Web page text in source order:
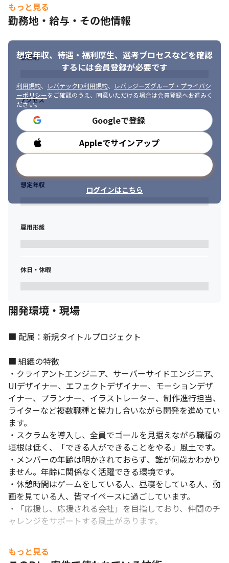
グリモアのビジョンである「中二病を救う」、すなわち夢見る才
能をお持ちの方々に居場所となるような
is...】としてまとめております。
◆コト Delivery-コトに向かおう
本質的な価値を提供すること・チームで成果を出すことに集中す
◆成長　Integrity-少数精鋭になろう
真摯に自分を客観視し、高い視座を持って困難に挑む
◆隣人　Gazing-隣人を知り、隣人を笑わそう
その道のプロとして、市場・自社・顧客、そして隣の席の人を驚
かす
◆着火  Support-チームに情熱の火を灯そう
チームの中の賢く情熱のある人をサポートし、自らにも火をつけ
“愛される人のコンピテンシー”を意識して行動する
上記行動指針に沿って採用活動を進めております。
https://note.com/grimoire_co/
もっと見る
勤務地・給与・その他情報
想定年収、待遇・福利厚生、 選考プロセスなどを確認
するには会員登録が必要です
利用規約、 レバテックID利用規約、
レバレジーズグループ・プライバシ
ーポリシーをご確認のうえ、同意いただける場合は会員登録へお進みく
ださい。
Googleで登録
Appleでサインアップ
ログインはこちら
勤務地
アクセス
勤務時間
想定年収
雇用形態
休日・休暇
開発環境・現場
■ 配属：新規タイトルプロジェクト
■ 組織の特徴
・クライアントエンジニア、サーバーサイドエンジニア、
UIデザイナー、エフェクトデザイナー、モーションデザ
イナー、プランナー、イラストレーター、制作進行担当、
ライターなど複数職種と協力し合いながら開発を進めてい
ます。
・スクラムを導入し、全員でゴールを見据えながら職種の
垣根は低く、「できる人ができることをやる」風土です。
・メンバーの年齢は明かされておらず、誰が何歳かわかり
ません。年齢に関係なく活躍できる環境です。
・休憩時間はゲームをしている人、昼寝をしている人、動
画を見ている人、皆マイペースに過ごしています。
・「応援し、応援される会社」を目指しており、仲間のチ
ャレンジをサポートする風土があります。
もっと見る